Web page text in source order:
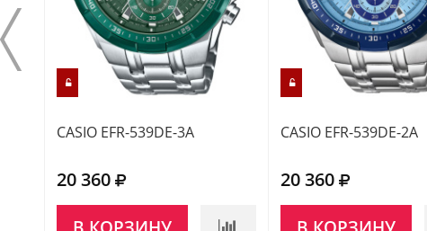
CASIO EFR-539DE-3A
20 360
CASIO EFR-539DE-2A
20 360